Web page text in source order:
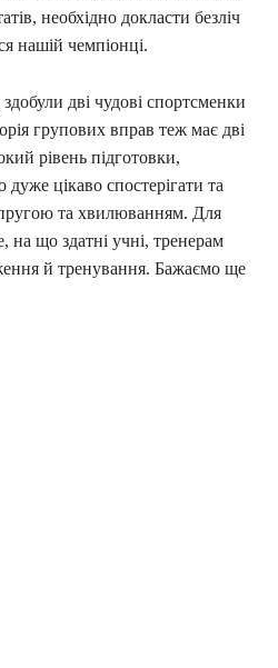
необхідно докласти безліч
нашій чемпіонці.
дві чудові спортсменки
групових вправ теж має дві
рівень підготовки,
цікаво спостерігати та
та хвилюванням. Для
на що здатні учні, тренерам
й тренування. Бажаємо ще